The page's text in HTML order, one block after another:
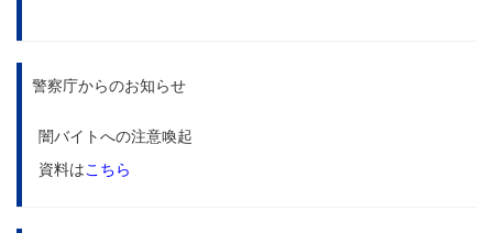
警察庁からのお知らせ
闇バイトへの注意喚起
資料はこちら